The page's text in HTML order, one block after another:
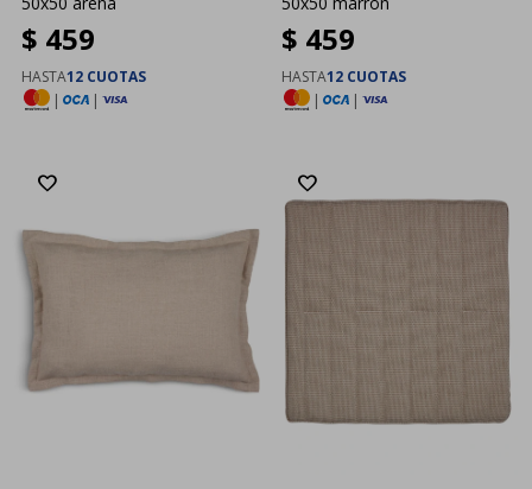
$ 459
HASTA12 CUOTAS
|
|
$ 459
HASTA12 CUOTAS
|
|